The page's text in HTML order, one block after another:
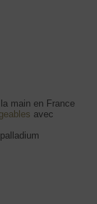
main en France
avec